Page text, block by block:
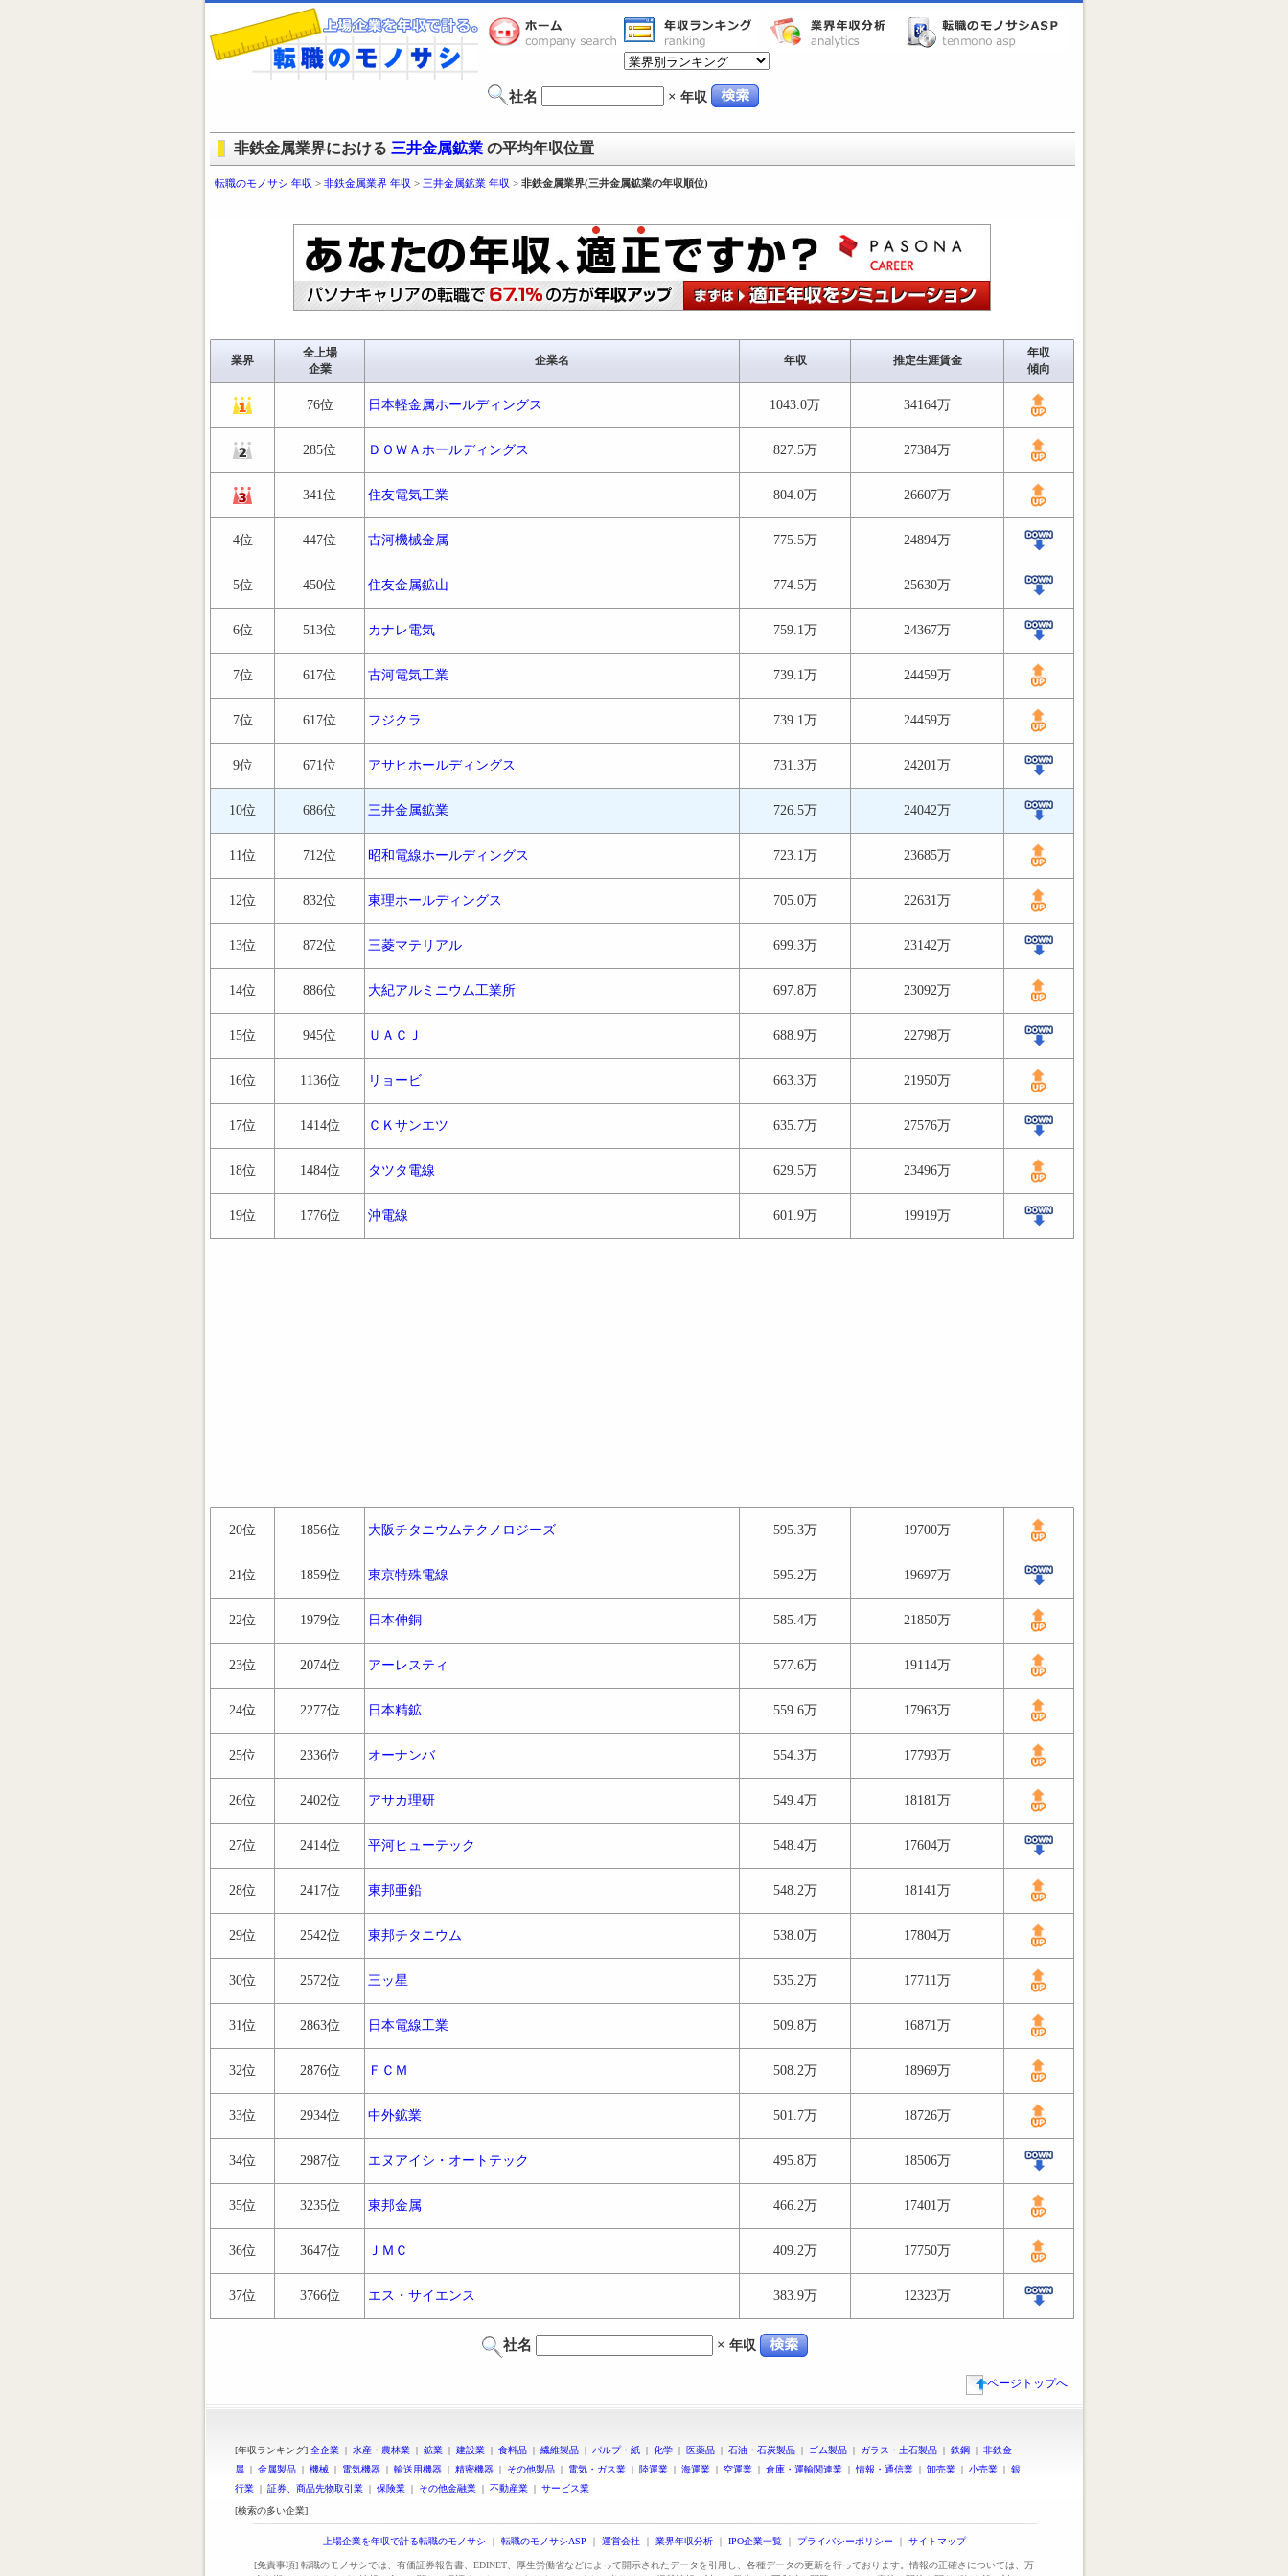
社名 × 年収
非鉄金属業界における 三井金属鉱業 の平均年収位置
転職のモノサシ 年収 > 非鉄金属業界 年収 > 三井金属鉱業 年収 > 非鉄金属業界(三井金属鉱業の年収順位)
業界
全上場
企業
企業名 年収 推定生涯賃金
年収
傾向
76位 日本軽金属ホールディングス 1043.0万 34164万
285位 ＤＯＷＡホールディングス 827.5万 27384万
341位 住友電気工業 804.0万 26607万
4位 447位 古河機械金属 775.5万 24894万
5位 450位 住友金属鉱山 774.5万 25630万
6位 513位 カナレ電気 759.1万 24367万
7位 617位 古河電気工業 739.1万 24459万
7位 617位 フジクラ 739.1万 24459万
9位 671位 アサヒホールディングス 731.3万 24201万
10位 686位 三井金属鉱業 726.5万 24042万
11位 712位 昭和電線ホールディングス 723.1万 23685万
12位 832位 東理ホールディングス 705.0万 22631万
13位 872位 三菱マテリアル 699.3万 23142万
14位 886位 大紀アルミニウム工業所 697.8万 23092万
15位 945位 ＵＡＣＪ 688.9万 22798万
16位 1136位 リョービ 663.3万 21950万
17位 1414位 ＣＫサンエツ 635.7万 27576万
18位 1484位 タツタ電線 629.5万 23496万
19位 1776位 沖電線 601.9万 19919万
20位 1856位 大阪チタニウムテクノロジーズ 595.3万 19700万
21位 1859位 東京特殊電線 595.2万 19697万
22位 1979位 日本伸銅 585.4万 21850万
23位 2074位 アーレスティ 577.6万 19114万
24位 2277位 日本精鉱 559.6万 17963万
25位 2336位 オーナンバ 554.3万 17793万
26位 2402位 アサカ理研 549.4万 18181万
27位 2414位 平河ヒューテック 548.4万 17604万
28位 2417位 東邦亜鉛 548.2万 18141万
29位 2542位 東邦チタニウム 538.0万 17804万
30位 2572位 三ッ星 535.2万 17711万
31位 2863位 日本電線工業 509.8万 16871万
32位 2876位 ＦＣＭ 508.2万 18969万
33位 2934位 中外鉱業 501.7万 18726万
34位 2987位 エヌアイシ・オートテック 495.8万 18506万
35位 3235位 東邦金属 466.2万 17401万
36位 3647位 ＪＭＣ 409.2万 17750万
37位 3766位 エス・サイエンス 383.9万 12323万
社名 × 年収
ページトップへ
[年収ランキング] 全企業 | 水産・農林業 | 鉱業 | 建設業 | 食料品 | 繊維製品 | パルプ・紙 | 化学 | 医薬品 | 石油・石炭製品 | ゴム製品 | ガラス・土石製品 | 鉄鋼 | 非鉄金
属 | 金属製品 | 機械 | 電気機器 | 輸送用機器 | 精密機器 | その他製品 | 電気・ガス業 | 陸運業 | 海運業 | 空運業 | 倉庫・運輸関連業 | 情報・通信業 | 卸売業 | 小売業 | 銀
行業 | 証券、商品先物取引業 | 保険業 | その他金融業 | 不動産業 | サービス業
[検索の多い企業]
上場企業を年収で計る転職のモノサシ ｜ 転職のモノサシASP ｜ 運営会社 ｜ 業界年収分析 ｜ IPO企業一覧 ｜ プライバシーポリシー ｜ サイトマップ
[免責事項] 転職のモノサシでは、有価証券報告書、EDINET、厚生労働省などによって開示されたデータを引用し、各種データの更新を行っております。情報の正確さについては、万